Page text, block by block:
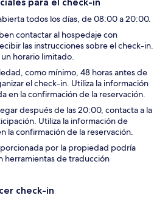
todos los días, de 08:00 a 20:00.
contactar al hospedaje con
las instrucciones sobre el check-in.
horario limitado.
como mínimo, 48 horas antes de
el check-in. Utiliza la información
en la confirmación de la reservación.
después de las 20:00, contacta a la
Utiliza la información de
la confirmación de la reservación.
por la propiedad podría
herramientas de traducción
check-in